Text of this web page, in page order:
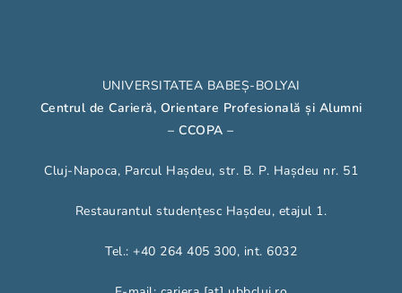
UNIVERSITATEA BABEȘ-BOLYAI
Centrul de Carieră, Orientare Profesională și Alumni
– CCOPA–
Cluj-Napoca, Parcul Hașdeu, str. B. P. Hașdeu nr. 51
Restaurantul studențesc Hașdeu, etajul 1.
Tel.: +40 264 405 300, int. 6032